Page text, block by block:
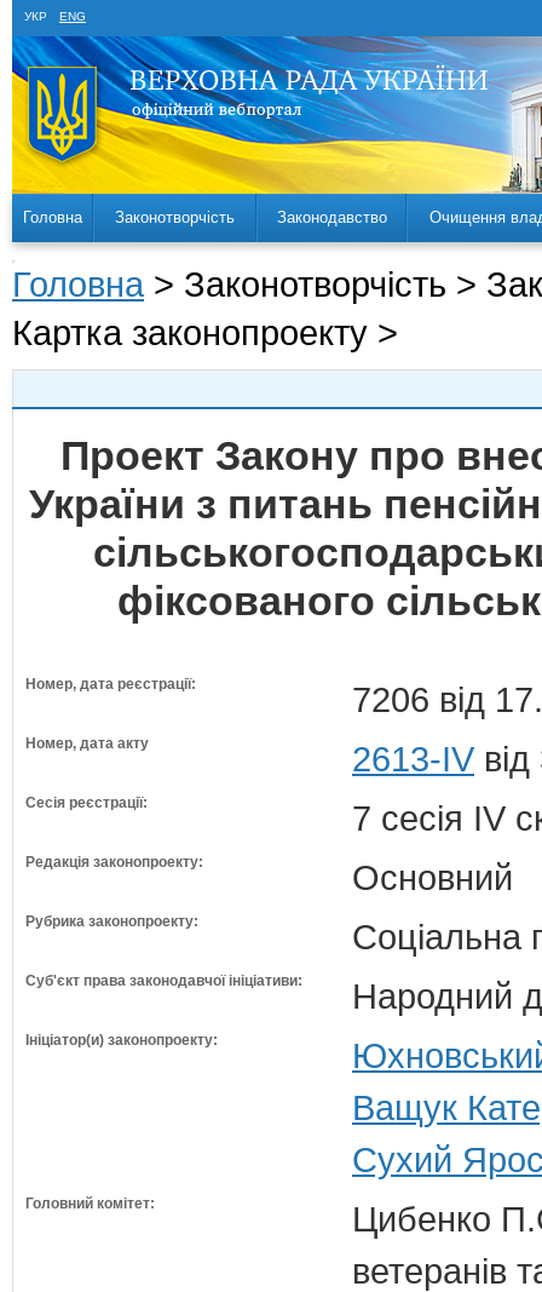
УКР ENG
Головна Законотворчість Законодавство Очищення
Головна > Законотворчість >
Картка законопроекту >
Проект Закону про
України з питань
фіксованого
Номер, дата реєстрації: 7206 від
Номер, дата акту 2613-IV
Сесія реєстрації: 7 сесія IV
Редакція законопроекту: Основний
Рубрика законопроекту: Соціальна
Суб'єкт права законодавчої ініціативи: Народний
Ініціатор(и) законопроекту:
Ващук
Сухий
Головний комітет:
Цибенко
ветеранів